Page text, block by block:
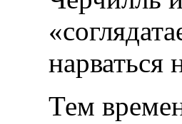
нарваться
Тем